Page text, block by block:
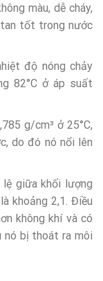
màu, dễ cháy,
tan tốt trong nước
độ nóng chảy
82°C ở áp suất
g/cm³ ở 25°C,
do đó nó nổi lên
giữa khối lượng
khoảng 2,1. Điều
không khí và có
nó bị thoát ra môi